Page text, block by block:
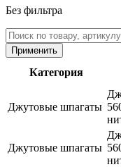
Без фильтра
Применить
Категория
Джутовые шпагаты
Джутовые шпагаты